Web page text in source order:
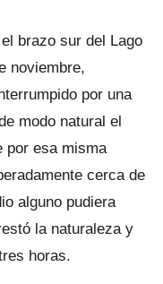
brazo sur del Lago
noviembre,
por una
modo natural el
por esa misma
cerca de
alguno pudiera
la naturaleza y
horas.